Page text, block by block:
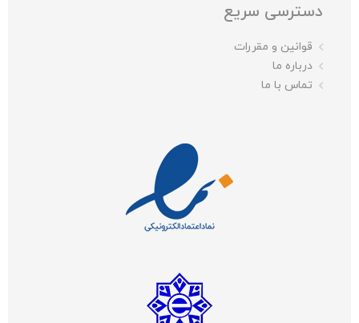
دسترسی سریع
قوانین و مقررات
درباره ما
تماس با ما